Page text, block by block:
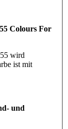
Colours For
wird
ist mit
und